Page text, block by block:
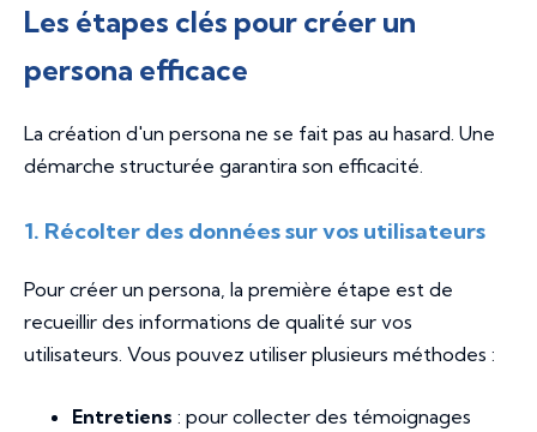
Les étapes clés pour créer un
persona efficace
La création d'un persona ne se fait pas au hasard. Une
démarche structurée garantira son efficacité.
1. Récolter des données sur vos utilisateurs
Pour créer un persona, la première étape est de
recueillir des informations de qualité sur vos
utilisateurs. Vous pouvez utiliser plusieurs méthodes :
Entretiens : pour collecter des témoignages